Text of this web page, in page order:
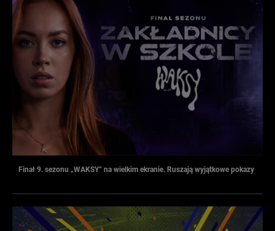
Finał 9. sezonu „WAKSY” na wielkim ekranie. Ruszają wyjątkowe pokazy